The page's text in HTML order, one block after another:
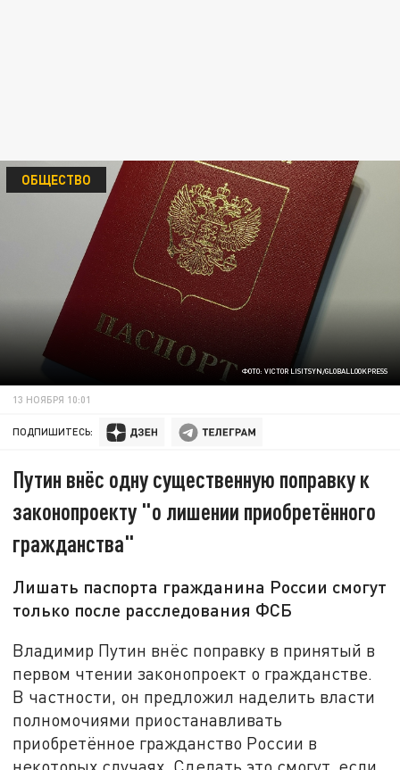
ФОТО: VICTOR LISITSYN/GLOBALLOOKPRESS
ОБЩЕСТВО
13 НОЯБРЯ 10:01
ПОДПИШИТЕСЬ:
Путин внёс одну существенную поправку к
законопроекту "о лишении приобретённого
гражданства"
Лишать паспорта гражданина России смогут
только после расследования ФСБ
Владимир Путин внёс поправку в принятый в
первом чтении законопроект о гражданстве.
В частности, он предложил наделить власти
полномочиями приостанавливать
приобретённое гражданство России в
некоторых случаях. Сделать это смогут, если